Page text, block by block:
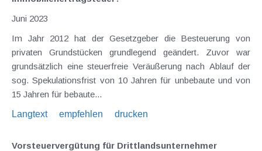
Juni 2023
Im Jahr 2012 hat der Gesetzgeber die Besteuerung von
privaten Grundstücken grundlegend geändert. Zuvor war
grundsätzlich eine steuerfreie Veräußerung nach Ablauf der
sog. Spekulationsfrist von 10 Jahren für unbebaute und von
15 Jahren für bebaute...
Langtext
empfehlen drucken
Vorsteuervergütung für Drittlandsunternehmer